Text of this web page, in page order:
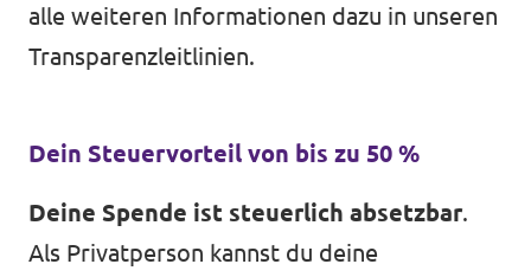
alle weiteren Informationen dazu in unseren
Transparenzleitlinien.
Dein Steuervorteil von bis zu 50 %
Deine Spende ist steuerlich absetzbar.
Als Privatperson kannst du deine